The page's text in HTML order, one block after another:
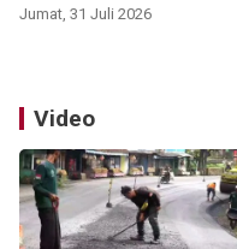
Jumat, 31 Juli 2026
Video